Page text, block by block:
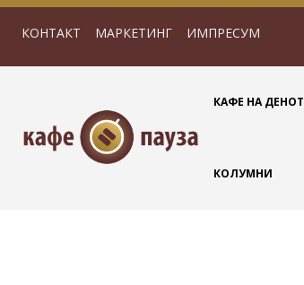
КОНТАКТ МАРКЕТИНГ ИМПРЕСУМ
КАФЕ НА ДЕНОТ
КОЛУМНИ